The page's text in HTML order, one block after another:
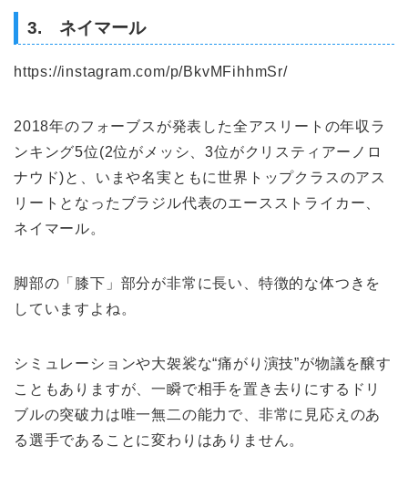
3. ネイマール
https://instagram.com/p/BkvMFihhmSr/
2018年のフォーブスが発表した全アスリートの年収ラ
ンキング5位(2位がメッシ、3位がクリスティアーノロ
ナウド)と、いまや名実ともに世界トップクラスのアス
リートとなったブラジル代表のエースストライカー、
ネイマール。
脚部の「膝下」部分が非常に長い、特徴的な体つきを
していますよね。
シミュレーションや大袈裟な“痛がり演技”が物議を醸す
こともありますが、一瞬で相手を置き去りにするドリ
ブルの突破力は唯一無二の能力で、非常に見応えのあ
る選手であることに変わりはありません。